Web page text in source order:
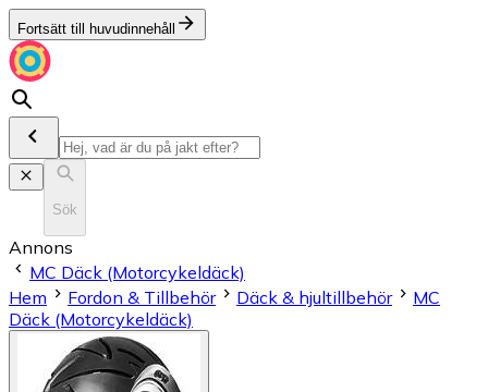
Fortsätt till huvudinnehåll
Sök
Annons
MC Däck (Motorcykeldäck)
Hem
Fordon & Tillbehör Däck & hjultillbehör
MC
Däck (Motorcykeldäck)